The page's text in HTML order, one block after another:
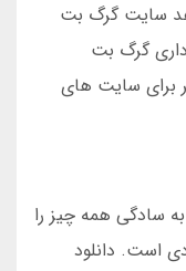
سایت گرگ بت
گرگ بت
برای سایت های
سادگی همه چیز را
است. دانلود